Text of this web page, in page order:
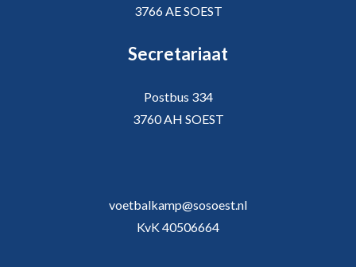
3766 AE SOEST
Secretariaat
Postbus 334
3760 AH SOEST
voetbalkamp@sosoest.nl
KvK 40506664